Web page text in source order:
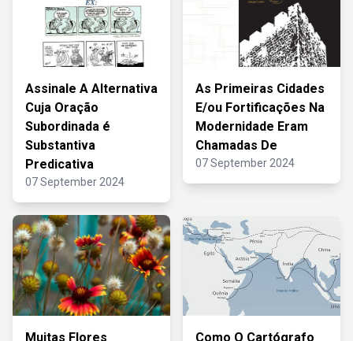
Assinale A Alternativa
Cuja Oração
Subordinada é
Substantiva
Predicativa
07 September 2024
As Primeiras Cidades
E/ou Fortificações Na
Modernidade Eram
Chamadas De
07 September 2024
Muitas Flores Como O Cartógrafo